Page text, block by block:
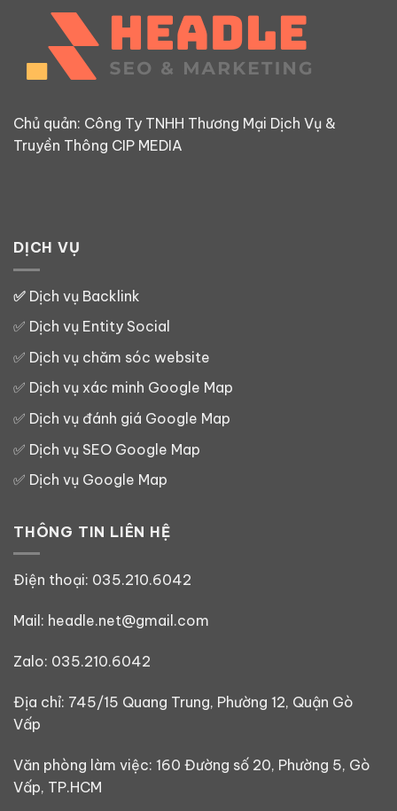
Chủ quản: Công Ty TNHH Thương Mại Dịch Vụ &
Truyền Thông CIP MEDIA
DỊCH VỤ
✅ Dịch vụ Backlink
✅ Dịch vụ Entity Social
✅ Dịch vụ chăm sóc website
✅ Dịch vụ xác minh Google Map
✅ Dịch vụ đánh giá Google Map
✅ Dịch vụ SEO Google Map
✅ Dịch vụ Google Map
THÔNG TIN LIÊN HỆ
Điện thoại: 035.210.6042
Mail: headle.net@gmail.com
Zalo: 035.210.6042
Địa chỉ: 745/15 Quang Trung, Phường 12, Quận Gò
Vấp
Văn phòng làm việc: 160 Đường số 20, Phường 5, Gò
Vấp, TP.HCM